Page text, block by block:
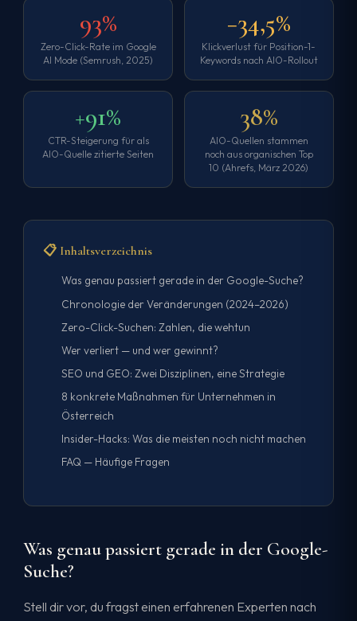
93%
Zero-Click-Rate im Google
AI Mode (Semrush, 2025)
−34,5%
Klickverlust für Position-1-
Keywords nach AIO-Rollout
+91%
CTR-Steigerung für als
AIO-Quelle zitierte Seiten
38%
AIO-Quellen stammen
noch aus organischen Top
10 (Ahrefs, März 2026)
📋 Inhaltsverzeichnis
Was genau passiert gerade in der Google-Suche?
Chronologie der Veränderungen (2024–2026)
Zero-Click-Suchen: Zahlen, die wehtun
Wer verliert — und wer gewinnt?
SEO und GEO: Zwei Disziplinen, eine Strategie
8 konkrete Maßnahmen für Unternehmen in
Österreich
Insider-Hacks: Was die meisten noch nicht machen
FAQ — Häufige Fragen
Was genau passiert gerade in der Google-
Suche?
Stell dir vor, du fragst einen erfahrenen Experten nach